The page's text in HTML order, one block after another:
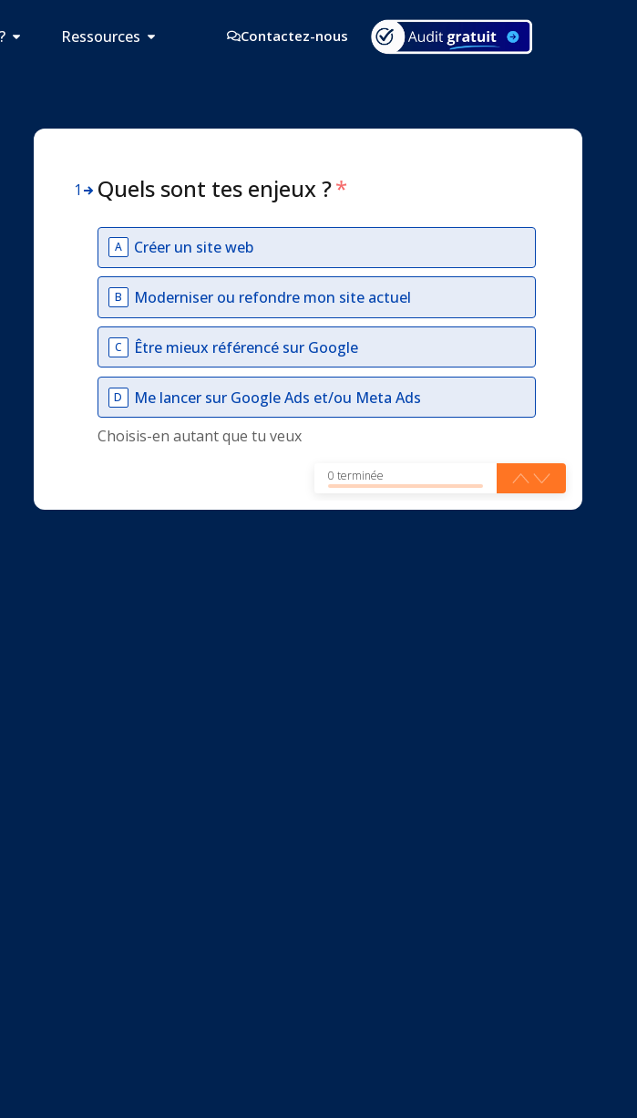
Ressources Contactez-nous
1 Quels sont tes enjeux ?*
A Créer un site web
B Moderniser ou refondre mon site actuel
C Être mieux référencé sur Google
D
Me lancer sur Google Ads et/ou Meta Ads
Choisis-en autant que tu veux
0 terminée